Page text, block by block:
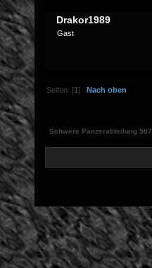
Drakor1989
Gast
Seiten: [1]Nach oben
Schwere Panzerabteilung 507